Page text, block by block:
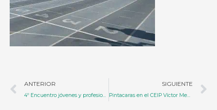
ANTERIOR
4º Encuentro jóvenes y profesionales
SIGUIENTE
Pintacaras en el CEIP Víctor Mendoza